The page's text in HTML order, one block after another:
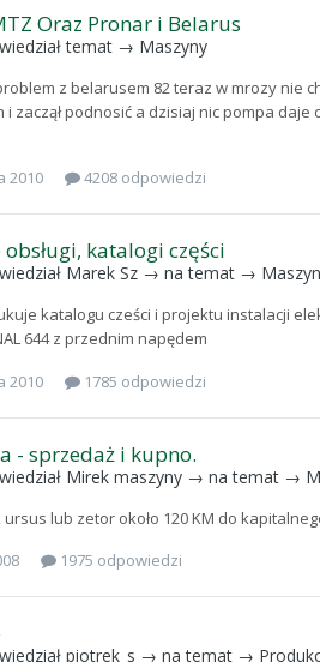
Oraz Pronar i Belarus
temat → Maszyny
z belarusem 82 teraz w mrozy nie
i zaczął podnosić a dzisiaj nic pompa
2010
4208 odpowiedzi
katalogi części
Marek Sz → na temat →
katalogu cześci i projektu instalacji
644 z przednim napędem
2010
1785 odpowiedzi
- sprzedaż i kupno.
Mirek maszyny → na temat →
ursus lub zetor około 120 KM do
1975 odpowiedzi
piotrek_s → na temat →